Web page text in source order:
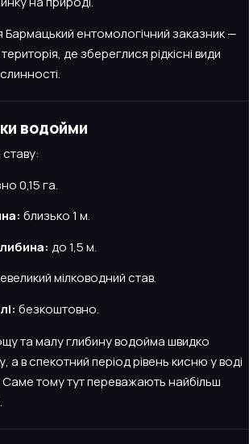
ентомологічний заказник —
де збереглися рідкісні види
водойми
0,15 га.
близько 1 м.
до 1,5 м.
мілководний став.
безкоштовно.
та малу глибину водойма швидко
а в спекотний період рівень кисню у воді
тому тут переважають найбільш